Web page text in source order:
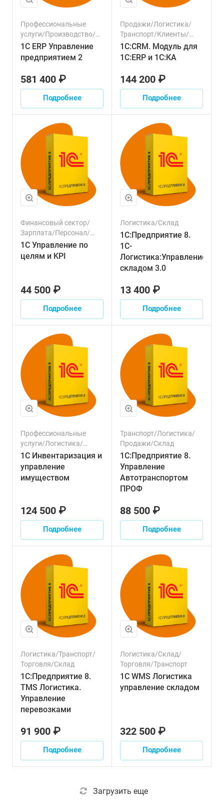
Профессиональные
услуги/Производство/
Строительство/
Управленческий учет/
Сельское хозяйство/
Склад/Торговля/
Логистика/Финансовый
сектор/Транспорт/
Налоги/Зарплата/
Персонал/Продажи/
Ресурсы
1С ERP Управление
предприятием 2
581 400 ₽
Подробнее
Продажи/Логистика/
Транспорт/Клиенты/
Ресурсы/Склад
1С:CRM. Модуль для
1С:ERP и 1С:КА
144 200 ₽
Подробнее
Финансовый сектор/
Зарплата/Персонал/
Управленческий учет/
Логистика/Торговля/
Продажи/Ресурсы/
1С Управление по
целям и KPI
44 500 ₽
Подробнее
Логистика/Склад
1С:Предприятие 8.
1С-
Логистика:Управление
складом 3.0
13 400 ₽
Подробнее
Профессиональные
услуги/Логистика/
Продажи/Ресурсы/
Склад
1С Инвентаризация и
управление
имуществом
124 500 ₽
Подробнее
Транспорт/Логистика/
Продажи/Склад
1С:Предприятие 8.
Управление
Автотранспортом
ПРОФ
88 500 ₽
Подробнее
Логистика/Транспорт/
Торговля/Склад
1С:Предприятие 8.
TMS Логистика.
Управление
перевозками
91 900 ₽
Подробнее
Логистика/Склад/
Торговля/Транспорт
1С WMS Логистика
управление складом
322 500 ₽
Подробнее
Загрузить еще